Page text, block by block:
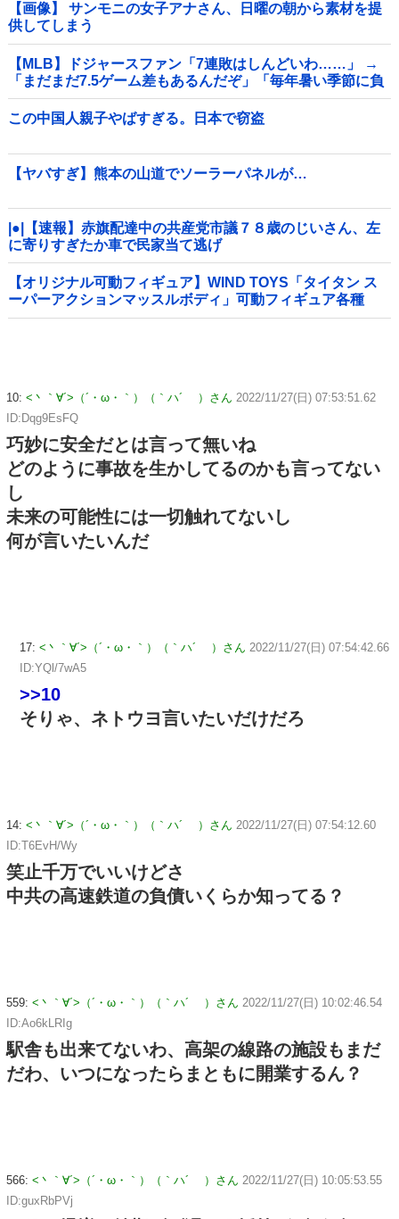
【画像】 サンモニの女子アナさん、日曜の朝から素材を提
供してしまう
【MLB】ドジャースファン「7連敗はしんどいわ……」 →
「まだまだ7.5ゲーム差もあるんだぞ」「毎年暑い季節に負
けることが増えるけど結局10月には勝って終わるんだよ」
この中国人親子やばすぎる。日本で窃盗
【ヤバすぎ】熊本の山道でソーラーパネルが…
|●|【速報】赤旗配達中の共産党市議７８歳のじいさん、左
に寄りすぎたか車で民家当て逃げ
【オリジナル可動フィギュア】WIND TOYS「タイタン ス
ーパーアクションマッスルボディ」可動フィギュア各種
【予約開始】
10: <丶｀∀´>（´・ω・｀）（｀ハ´ ）さん 2022/11/27(日) 07:53:51.62
ID:Dqg9EsFQ
巧妙に安全だとは言って無いね
どのように事故を生かしてるのかも言ってない
し
未来の可能性には一切触れてないし
何が言いたいんだ
17: <丶｀∀´>（´・ω・｀）（｀ハ´ ）さん 2022/11/27(日) 07:54:42.66
ID:YQl/7wA5
>>10
そりゃ、ネトウヨ言いたいだけだろ
14: <丶｀∀´>（´・ω・｀）（｀ハ´ ）さん 2022/11/27(日) 07:54:12.60
ID:T6EvH/Wy
笑止千万でいいけどさ
中共の高速鉄道の負債いくらか知ってる？
559: <丶｀∀´>（´・ω・｀）（｀ハ´ ）さん 2022/11/27(日) 10:02:46.54
ID:Ao6kLRIg
駅舎も出来てないわ、高架の線路の施設もまだ
だわ、いつになったらまともに開業するん？
566: <丶｀∀´>（´・ω・｀）（｀ハ´ ）さん 2022/11/27(日) 10:05:53.55
ID:guxRbPVj